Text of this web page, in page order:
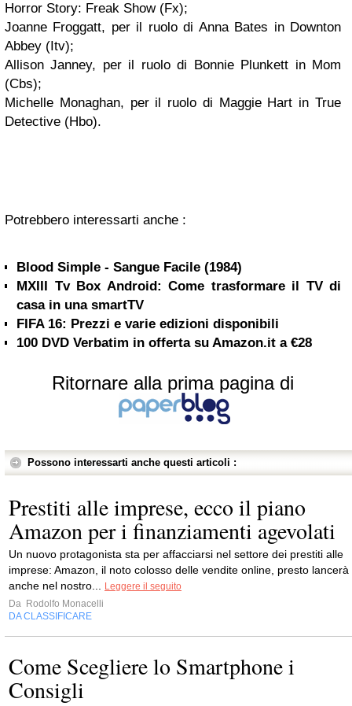
Horror Story: Freak Show (Fx);
Joanne Froggatt, per il ruolo di Anna Bates in Downton
Abbey (Itv);
Allison Janney, per il ruolo di Bonnie Plunkett in Mom
(Cbs);
Michelle Monaghan, per il ruolo di Maggie Hart in True
Detective (Hbo).
Potrebbero interessarti anche :
Blood Simple - Sangue Facile (1984)
MXIII Tv Box Android: Come trasformare il TV di
casa in una smartTV
FIFA 16: Prezzi e varie edizioni disponibili
100 DVD Verbatim in offerta su Amazon.it a €28
Ritornare alla prima pagina di
Possono interessarti anche questi articoli :
Prestiti alle imprese, ecco il piano
Amazon per i finanziamenti agevolati
Un nuovo protagonista sta per affacciarsi nel settore dei prestiti alle
imprese: Amazon, il noto colosso delle vendite online, presto lancerà
anche nel nostro...
Leggere il seguito
Da Rodolfo Monacelli
DA CLASSIFICARE
Come Scegliere lo Smartphone i
Consigli